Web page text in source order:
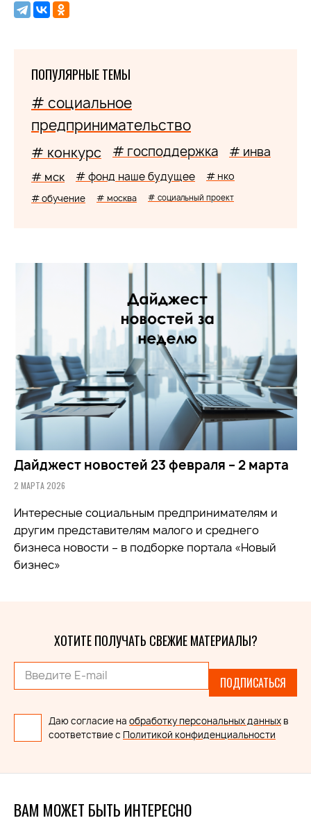
ПОПУЛЯРНЫЕ ТЕМЫ
# социальное
предпринимательство
# конкурс # господдержка # инва
# мск # фонд наше будущее # нко
# обучение # москва # социальный проект
Дайджест новостей 23 февраля – 2 марта
2 МАРТА 2026
Интересные социальным предпринимателям и
другим представителям малого и среднего
бизнеса новости – в подборке портала «Новый
бизнес»
ХОТИТЕ ПОЛУЧАТЬ СВЕЖИЕ МАТЕРИАЛЫ?
ПОДПИСАТЬСЯ
Даю согласие на обработку персональных данных в
соответствие с Политикой конфиденциальности
ВАМ МОЖЕТ БЫТЬ ИНТЕРЕСНО